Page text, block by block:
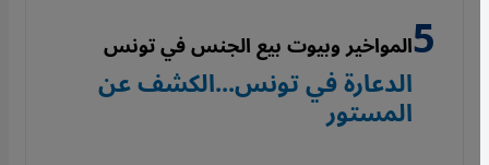
المواخير وبيوت بيع الجنس في تونس
الدعارة في تونس...الكشف عن
المستور